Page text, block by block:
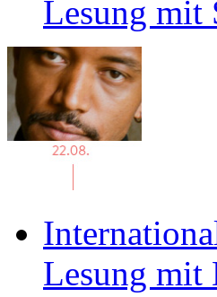
Lesung mit
Lesung mit